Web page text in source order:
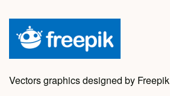
Vectors graphics designed by Freepik